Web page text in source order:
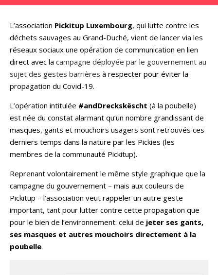
L’association Pickitup Luxembourg, qui lutte contre les
déchets sauvages au Grand-Duché, vient de lancer via les
réseaux sociaux une opération de communication en lien
direct avec la campagne déployée par le gouvernement au
sujet des gestes barrières à respecter pour éviter la
propagation du Covid-19.
L’opération intitulée #andDreckskëscht (à la poubelle)
est née du constat alarmant qu’un nombre grandissant de
masques, gants et mouchoirs usagers sont retrouvés ces
derniers temps dans la nature par les Pickies (les
membres de la communauté Pickitup).
Reprenant volontairement le même style graphique que la
campagne du gouvernement – mais aux couleurs de
Pickitup – l’association veut rappeler un autre geste
important, tant pour lutter contre cette propagation que
pour le bien de l’environnement: celui de jeter ses gants,
ses masques et autres mouchoirs directement à la
poubelle.